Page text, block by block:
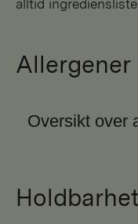
alltid
Allergener
Oversikt over